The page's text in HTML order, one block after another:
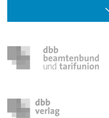
16. - 18.